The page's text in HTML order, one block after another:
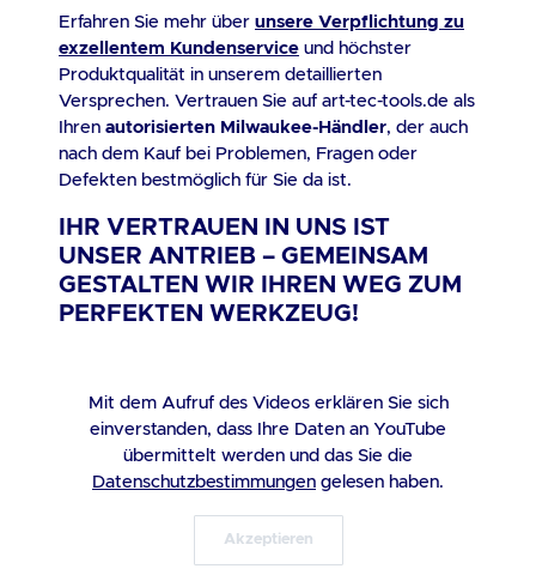
Erfahren Sie mehr über unsere Verpflichtung zu
exzellentem Kundenservice und höchster
Produktqualität in unserem detaillierten
Versprechen. Vertrauen Sie auf art-tec-tools.de als
Ihren autorisierten Milwaukee-Händler, der auch
nach dem Kauf bei Problemen, Fragen oder
Defekten bestmöglich für Sie da ist.
IHR VERTRAUEN IN UNS IST
UNSER ANTRIEB – GEMEINSAM
GESTALTEN WIR IHREN WEG ZUM
PERFEKTEN WERKZEUG!
Mit dem Aufruf des Videos erklären Sie sich
einverstanden, dass Ihre Daten an YouTube
übermittelt werden und das Sie die
Datenschutzbestimmungen gelesen haben.
Akzeptieren